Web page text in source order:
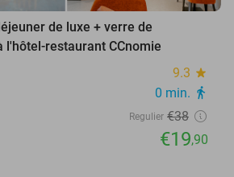
de luxe + verre de
l'hôtel-restaurant CCnomie
9.3 star
0 min. directions_walk
Regulier €38
€19,90